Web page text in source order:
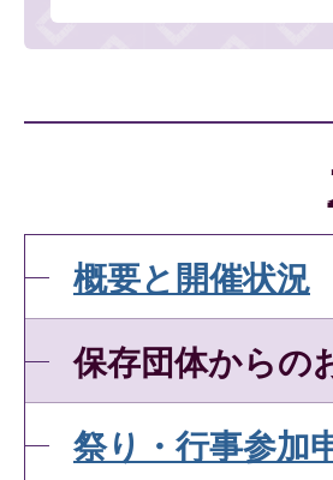
概要と開催状況
保存団体からの
祭り・行事参加